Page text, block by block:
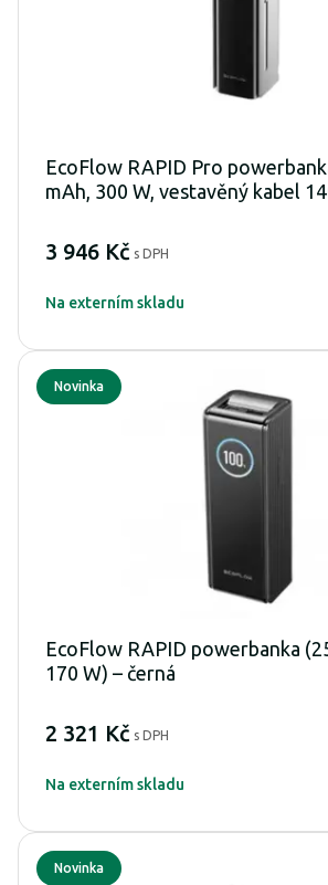
EcoFlow RAPID Pro
mAh, 300 W, vestavěný kabel
3 946 Kč s DPH
Na externím skladu
Novinka
EcoFlow RAPID powerbanka
170 W) – černá
2 321 Kč s DPH
Na externím skladu
Novinka